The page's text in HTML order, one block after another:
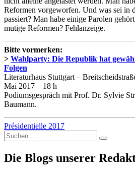
Reformen vorgeworfen. Und was sei in
passiert? Man habe einige Parolen
mutige Reformen? Fehlanzeige.
Bitte vormerken:
> Wahlparty: Die Republik hat
Folgen
Literaturhaus Stuttgart –
Mai 2017 – 18 h
Podiumsgespräch mit Prof. Dr. Sylvie
Baumann.
Présidentielle 2017
Suche
nach:
Die Blogs unserer